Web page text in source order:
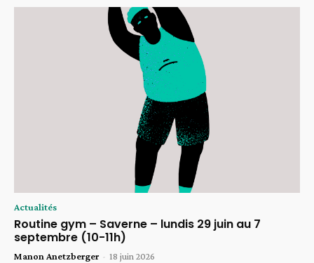
Actualités
Routine gym – Saverne – lundis 29 juin au 7
septembre (10-11h)
Manon Anetzberger - 18 juin 2026